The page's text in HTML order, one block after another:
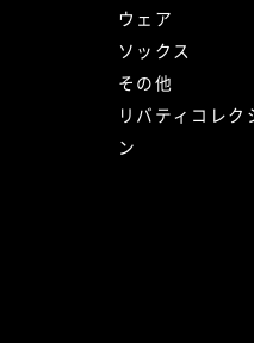
ウェア
ソックス
その他
リバティコレク
ン